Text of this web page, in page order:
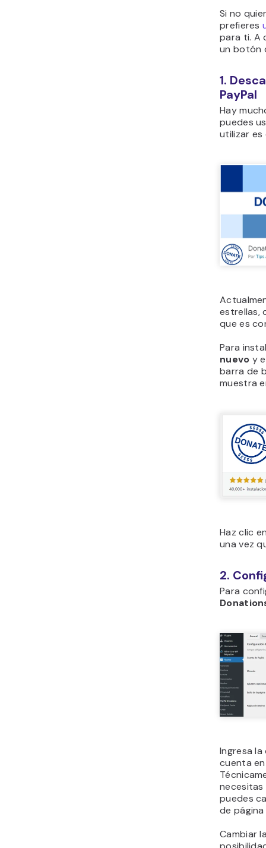
Si no
prefieres
para ti. A
un botón
1.
PayPal
Hay
puedes
utilizar
estrellas,
que es
Para
nuevo y
barra de
muestra
Haz clic
una vez
2.
Para
Ingresa
cuenta
necesitas
puedes
de
Cambiar